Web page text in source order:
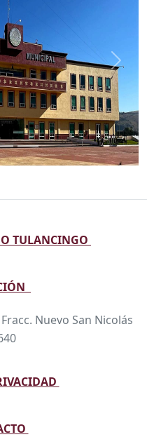
TULANCINGO
Nuevo San Nicolás